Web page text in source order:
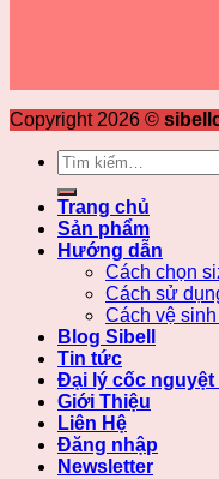
Copyright 2026 ©
Tìm
kiếm:
Trang chủ
Sản phẩm
Hướng dẫn
Cách chọn
Cách sử
Cách vệ sinh
Blog Sibell
Tin tức
Đại lý cốc nguyệt
Giới Thiệu
Liên Hệ
Đăng nhập
Newsletter